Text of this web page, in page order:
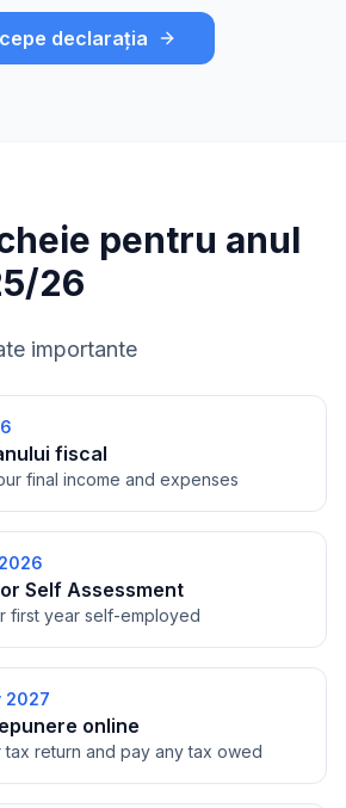
declarația
pentru anul
26
importante
fiscal
final income and expenses
Self Assessment
first year self-employed
2027
online
tax return and pay any tax owed